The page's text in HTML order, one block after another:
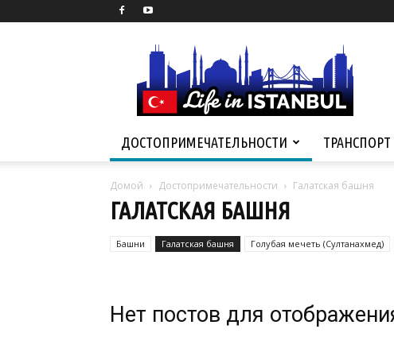
Life
Istanbul
ДОСТОПРИМЕЧАТЕЛЬНОСТИ ТРАНСПОРТ
Домой Достопримечательности Галатская башня
ГАЛАТСКАЯ БАШНЯ
Башни Галатская башня Голубая мечеть (Султанахмед)
Нет постов для